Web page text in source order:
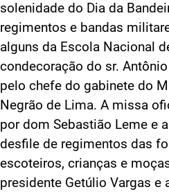
solenidade do Dia da
regimentos e bandas
alguns da Escola Nacional
condecoração do sr.
pelo chefe do gabinete do
Negrão de Lima. A missa
por dom Sebastião Leme e
desfile de regimentos das
escoteiros, crianças e
presidente Getúlio Vargas